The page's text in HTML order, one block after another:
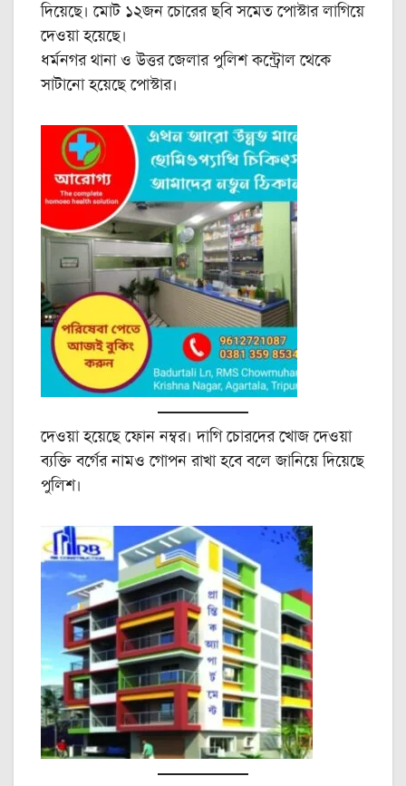
দিয়েছে। মোট ১২জন চোরের ছবি সমেত পোস্টার লাগিয়ে
দেওয়া হয়েছে।
ধর্মনগর থানা ও উত্তর জেলার পুলিশ কন্ট্রোল থেকে
সাটানো হয়েছে পোস্টার।
দেওয়া হয়েছে ফোন নম্বর। দাগি চোরদের খোজ দেওয়া
ব্যক্তি বর্গের নামও গোপন রাখা হবে বলে জানিয়ে দিয়েছে
পুলিশ।